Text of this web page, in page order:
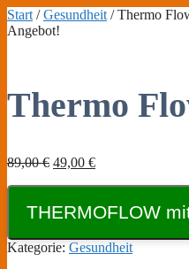
Zum
Inhalt
Start /Gesundheit / Thermo
Angebot!
Thermo
89,00€ Ursprünglicher
89,00 €
49,00 €Aktueller
49,00 €.
THERMOFLOW
Kategorie: Gesundheit